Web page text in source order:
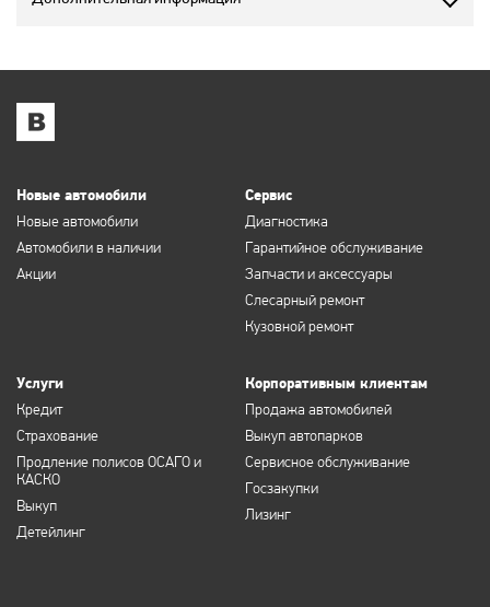
Новые автомобили
Новые автомобили
Автомобили в наличии
Акции
Сервис
Диагностика
Гарантийное обслуживание
Запчасти и аксессуары
Слесарный ремонт
Кузовной ремонт
Услуги
Кредит
Страхование
Продление полисов ОСАГО и
КАСКО
Выкуп
Детейлинг
Корпоративным клиентам
Продажа автомобилей
Выкуп автопарков
Сервисное обслуживание
Госзакупки
Лизинг